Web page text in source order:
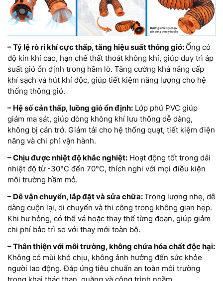
– Tỷ lệ rò rỉ khí cực thấp, tăng hiệu suất thông gió: Ống có
độ kín khí cao, hạn chế thất thoát không khí, giúp duy trì áp
suất gió ổn định trong hầm lò. Tăng cường khả năng cấp
khí sạch và hút khí độc, giúp tiết kiệm năng lượng cho hệ
thống thông gió.
– Hệ số cản thấp, luồng gió ổn định: Lớp phủ PVC giúp
giảm ma sát, giúp dòng không khí lưu thông dễ dàng,
không bị cản trở. Giảm tải cho hệ thống quạt, tiết kiệm điện
năng và chi phí vận hành.
– Chịu được nhiệt độ khắc nghiệt: Hoạt động tốt trong dải
nhiệt độ từ -30°C đến 70°C, thích nghi với mọi điều kiện
môi trường hầm mỏ.
– Dễ vận chuyển, lắp đặt và sửa chữa:Trọng lượng nhẹ, dễ
dàng cuộn lại, di chuyển và thi công trong không gian hẹp.
Khi hư hỏng, có thể vá hoặc thay thế từng đoạn, giúp giảm
chi phí bảo trì so với thay mới toàn bộ.
– Thân thiện với môi trường, không chứa hóa chất độc hại:
Không có mùi khó chịu, không ảnh hưởng đến sức khỏe
người lao động. Đáp ứng tiêu chuẩn an toàn môi trường
trong khai thác than, quặng và công trình ngầm.